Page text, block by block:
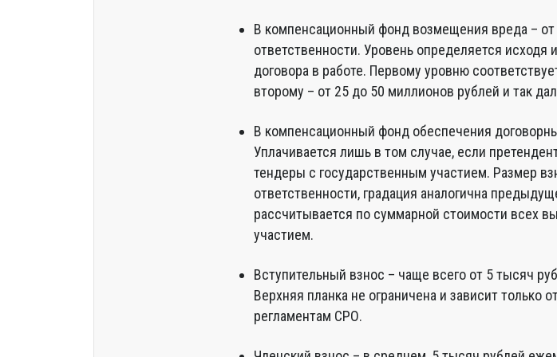
В компенсационный фонд возмещения вреда –
ответственности. Уровень определяется исходя
договора в работе. Первому уровню
второму – от 25 до 50 миллионов рублей и так
В компенсационный фонд обеспечения
Уплачивается лишь в том случае, если
тендеры с государственным участием. Размер
ответственности, градация аналогична
рассчитывается по суммарной стоимости всех
участием.
Вступительный взнос – чаще всего от 5 тысяч
Верхняя планка не ограничена и зависит только
регламентам СРО.